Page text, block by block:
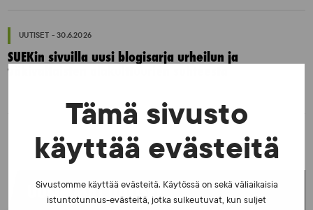
Tämä sivusto
käyttää evästeitä
Sivustomme käyttää evästeitä. Käytössä on sekä väliaikaisia
istuntotunnus-evästeitä, jotka sulkeutuvat, kun suljet
UUTISET - 30.6.2026
SUEKin sivuilla uusi blogisarja urheilun ja
väkivaltaisten alakulttuurien suhteesta
UUSIMMAT UUTISET